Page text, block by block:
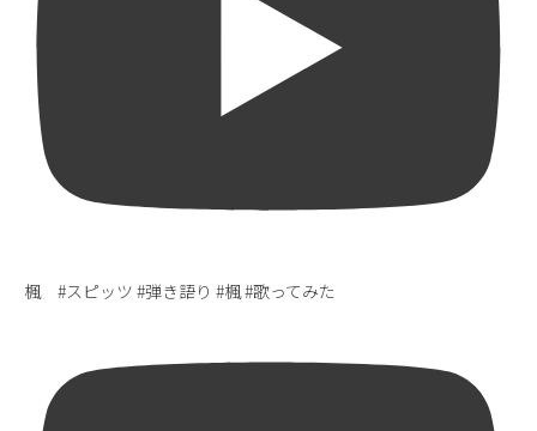
楓 #スピッツ #弾き語り #楓 #歌ってみた